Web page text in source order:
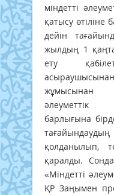
міндетті
қатысу өтіліне
дейін
жылдың 1
ету
жұмысынан
барлығына
қолданылып,
қаралды.
«Міндетті
ҚР Заңымен